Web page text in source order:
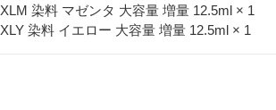
染料 マゼンタ 大容量 増量 12.5ml × 1
染料 イエロー 大容量 増量 12.5ml × 1